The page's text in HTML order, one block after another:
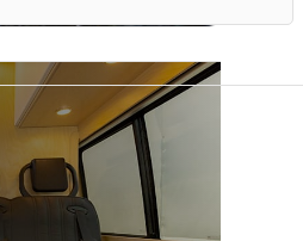
et nettoyage périodique.